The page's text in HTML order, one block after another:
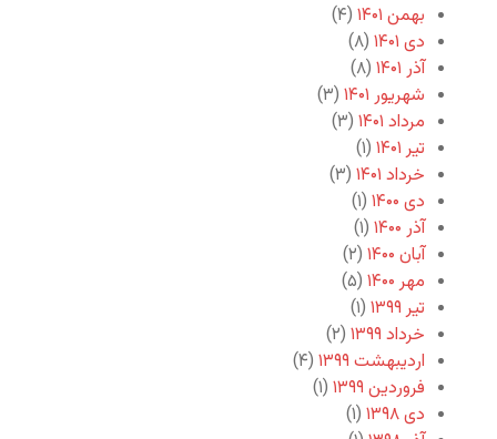
بهمن ۱۴۰۱
(۴)
دی ۱۴۰۱
(۸)
آذر ۱۴۰۱
(۸)
شهریور ۱۴۰۱
(۳)
مرداد ۱۴۰۱
(۳)
تیر ۱۴۰۱
(۱)
خرداد ۱۴۰۱
(۳)
دی ۱۴۰۰
(۱)
آذر ۱۴۰۰
(۱)
آبان ۱۴۰۰
(۲)
مهر ۱۴۰۰
(۵)
تیر ۱۳۹۹
(۱)
خرداد ۱۳۹۹
(۲)
اردیبهشت ۱۳۹۹
(۴)
فروردین ۱۳۹۹
(۱)
دی ۱۳۹۸
(۱)